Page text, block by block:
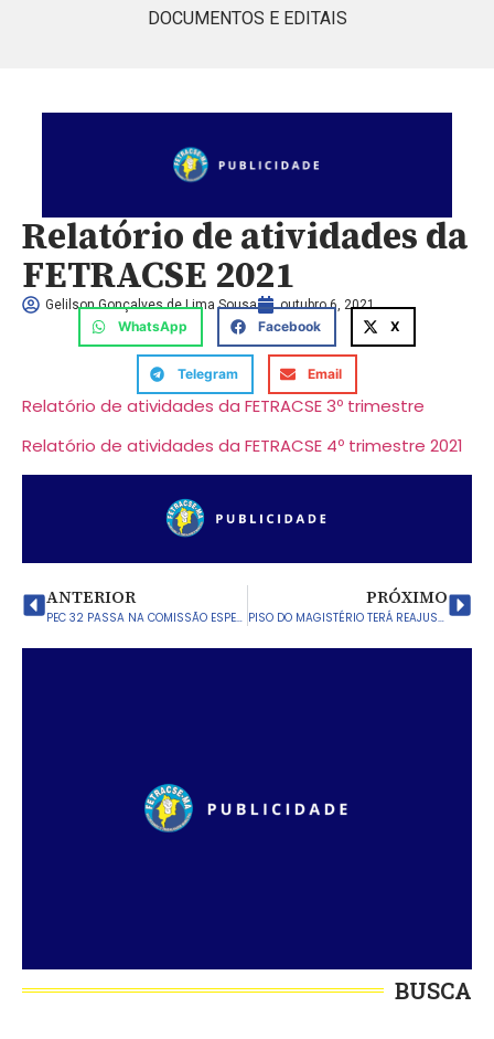
DOCUMENTOS E EDITAIS
Relatório de atividades da
FETRACSE 2021
Gelilson Gonçalves de Lima Sousa outubro 6, 2021
WhatsApp Facebook X
Telegram Email
Relatório de atividades da FETRACSE 3º trimestre
Relatório de atividades da FETRACSE 4º trimestre 2021
ANTERIOR
PEC 32 PASSA NA COMISSÃO ESPECIAL E SERVIDORES SE PREPARAM PARA BARRAR O TEXTO NO PLENÁRIO
PRÓXIMO
PISO DO MAGISTÉRIO TERÁ REAJUSTE DE 12,12% EM 2022
BUSCA